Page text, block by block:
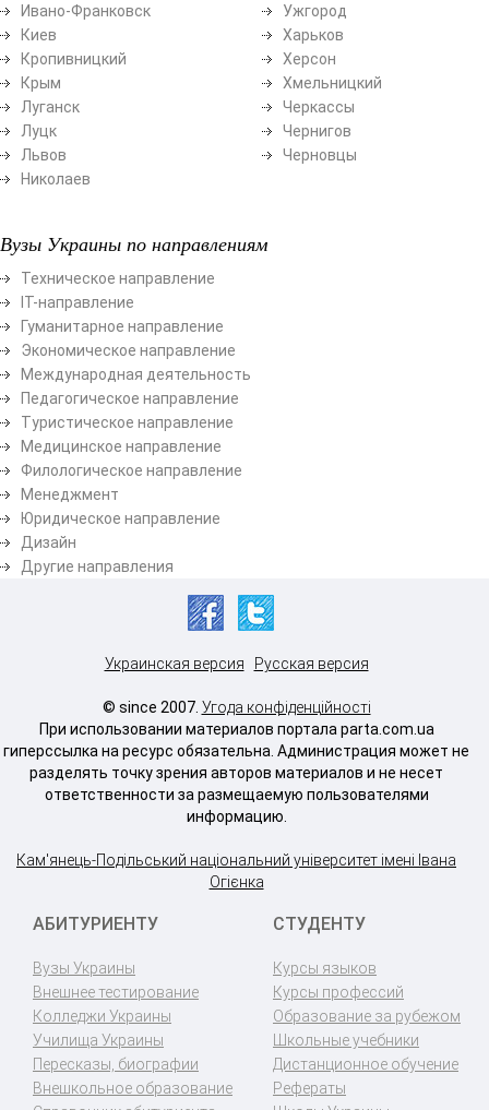
Ивано-Франковск
Киев
Кропивницкий
Крым
Луганск
Луцк
Львов
Николаев
Ужгород
Харьков
Херсон
Хмельницкий
Черкассы
Чернигов
Черновцы
Вузы Украины по направлениям
Техническое направление
ІТ-направление
Гуманитарное направление
Экономическое направление
Международная деятельность
Педагогическое направление
Туристическое направление
Медицинское направление
Филологическое направление
Менеджмент
Юридическое направление
Дизайн
Другие направления
Украинская версия Русская версия
© since 2007. Угода конфіденційності
При использовании материалов портала parta.com.ua
гиперссылка на ресурс обязательна. Администрация может не
разделять точку зрения авторов материалов и не несет
ответственности за размещаемую пользователями
информацию.
Кам'янець-Подільський національний університет імені Івана
Огієнка
АБИТУРИЕНТУ
Вузы Украины
Внешнее тестирование
Колледжи Украины
Училища Украины
Пересказы, биографии
Внешкольное образование
СТУДЕНТУ
Курсы языков
Курсы профессий
Образование за рубежом
Школьные учебники
Дистанционное обучение
Рефераты